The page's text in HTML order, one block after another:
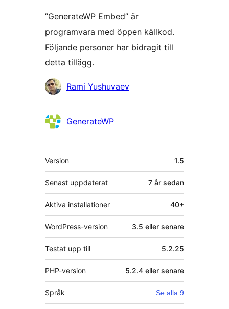
”GenerateWP Embed” är
programvara med öppen källkod.
Följande personer har bidragit till
detta tillägg.
BidragandeRami Yushuvaev
GenerateWP
Meta
Version 1.5
Senast uppdaterat 7 år sedan
Aktiva installationer 40+
WordPress-version 3.5 eller senare
Testat upp till 5.2.25
PHP-version 5.2.4 eller senare
Språk Se alla 9